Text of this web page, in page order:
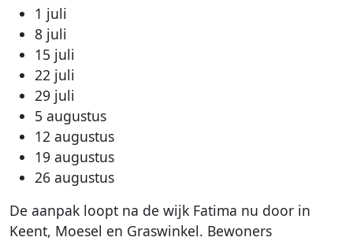
1 juli
8 juli
15 juli
22 juli
29 juli
5 augustus
12 augustus
19 augustus
26 augustus
De aanpak loopt na de wijk Fatima nu door in
Keent, Moesel en Graswinkel. Bewoners